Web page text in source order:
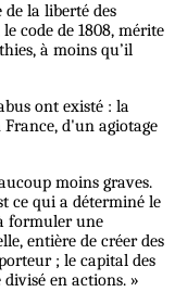
de la liberté des
code de 1808, mérite
à moins qu’il
ont existé : la
d'un agiotage
moins graves.
ce qui a déterminé le
formuler une
entière de créer des
; le capital des
en actions. »